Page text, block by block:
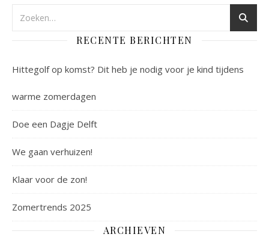
RECENTE BERICHTEN
Hittegolf op komst? Dit heb je nodig voor je kind tijdens
warme zomerdagen
Doe een Dagje Delft
We gaan verhuizen!
Klaar voor de zon!
Zomertrends 2025
ARCHIEVEN